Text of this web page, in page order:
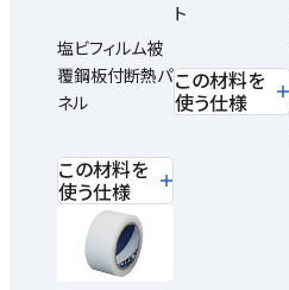
塩ビフィルム被
覆鋼板付断熱パ
ネル
この材料を
使う仕様
ト
この材料を
使う仕様